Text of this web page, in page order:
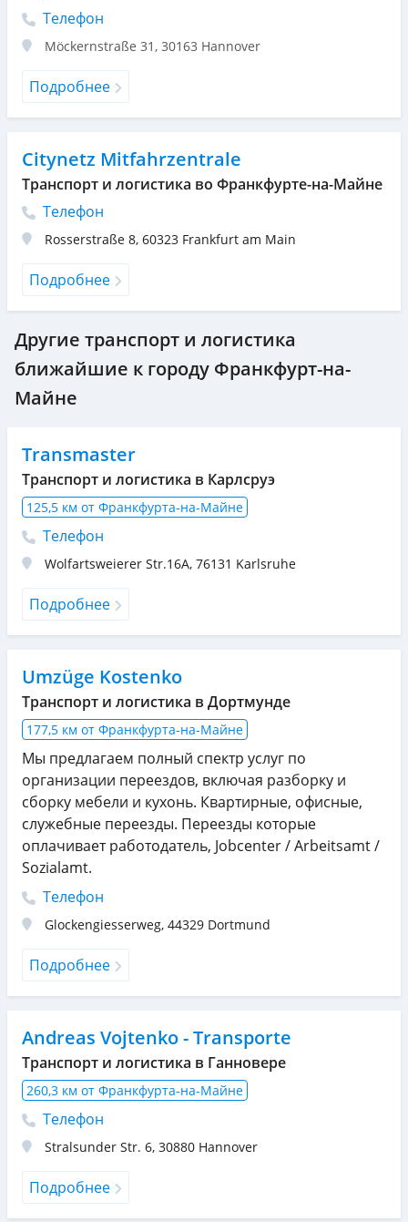
Телефон
Möckernstraße 31 , 30163 Hannover
Подробнее
Citynetz Mitfahrzentrale
Транспорт и логистика во Франкфурте-на-Майне
Телефон
Rosserstraße 8, 60323 Frankfurt am Main
Подробнее
Другие транспорт и логистика
ближайшие к городу Франкфурт-на-
Майне
Transmaster
Транспорт и логистика в Карлсруэ
125,5 км от Франкфурта-на-Майне
Телефон
Wolfartsweierer Str.16A, 76131 Karlsruhe
Подробнее
Umzüge Kostenko
Транспорт и логистика в Дортмунде
177,5 км от Франкфурта-на-Майне
Мы предлагаем полный спектр услуг по
организации переездов, включая разборку и
сборку мебели и кухонь. Квартирные, офисные,
служебные переезды. Переезды которые
оплачивает работодатель, Jobcenter / Arbeitsamt /
Sozialamt.
Телефон
Glockengiesserweg, 44329 Dortmund
Подробнее
Andreas Vojtenko - Transporte
Транспорт и логистика в Ганновере
260,3 км от Франкфурта-на-Майне
Телефон
Stralsunder Str. 6, 30880 Hannover
Подробнее